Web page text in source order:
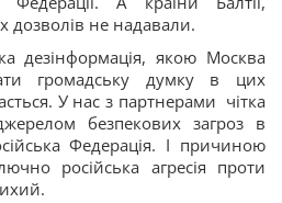
дозволів не надавали.
дезінформація, якою Москва
громадську думку в цих
У нас з партнерами чітка
безпекових загроз в
Федерація. І причиною
російська агресія проти